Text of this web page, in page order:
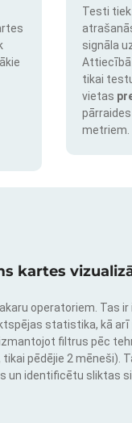
Testi
signāla
Attiecībā
tikai
vietas
metriem.
kartes
operatoriem. Tas
statistika, kā
filtrus pēc
pēdējie 2 mēneši).
un identificētu sliktas